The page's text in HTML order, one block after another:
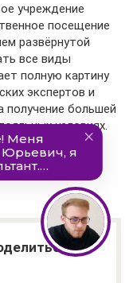
учреждение
посещение
развёрнутой
все виды
полную картину
экспертов и
большей
условиях.
с